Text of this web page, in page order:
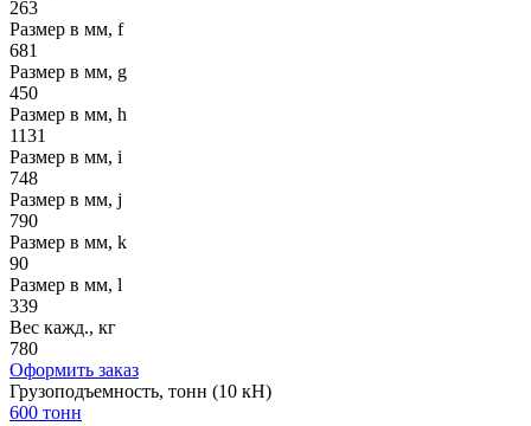
263
Размер в мм, f
681
Размер в мм, g
450
Размер в мм, h
1131
Размер в мм, i
748
Размер в мм, j
790
Размер в мм, k
90
Размер в мм, l
339
Вес кажд., кг
780
Оформить заказ
Грузоподъемность, тонн (10 кН)
600 тонн